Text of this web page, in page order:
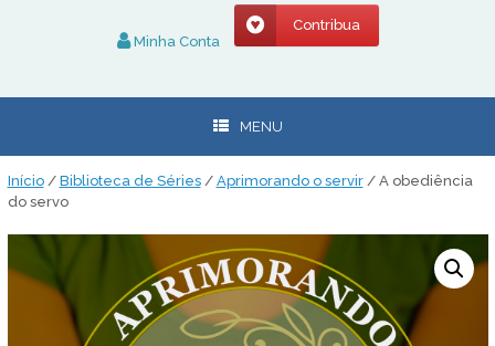
Minha Conta
Contribua
MENU
Início/ Biblioteca de Séries/ Aprimorando o servir/ A obediência
do servo